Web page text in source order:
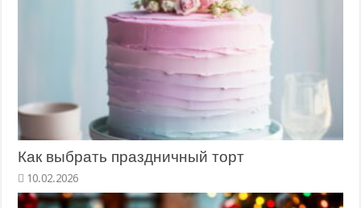
Как выбрать праздничный торт
10.02.2026